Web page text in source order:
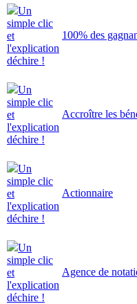
Un
simple clic
et
l'explication
déchire !
100% des
Un
simple clic
et
l'explication
déchire !
Accroître les
Un
simple clic
et
l'explication
déchire !
Actionnaire
Un
simple clic
et
l'explication
déchire !
Agence de